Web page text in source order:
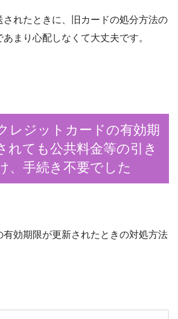
されたときに、旧カードの処分方法の
まり心配しなくて大丈夫です。
レジットカードの有効期
れても公共料金等の引き
、手続き不要でした
有効期限が更新されたときの対処方法